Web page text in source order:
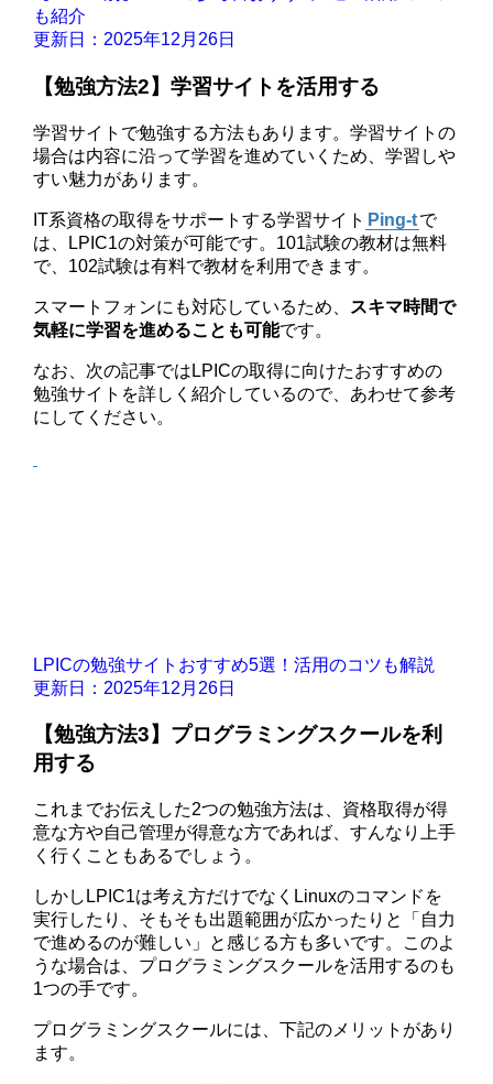
も紹介
更新日：2025年12月26日
【勉強方法2】学習サイトを活用する
学習サイトで勉強する方法もあります。学習サイトの
場合は内容に沿って学習を進めていくため、学習しや
すい魅力があります。
IT系資格の取得をサポートする学習サイト Ping-tで
は、LPIC1の対策が可能です。101試験の教材は無料
で、102試験は有料で教材を利用できます。
スマートフォンにも対応しているため、 スキマ時間で
気軽に学習を進めることも可能です。
なお、次の記事ではLPICの取得に向けたおすすめの
勉強サイトを詳しく紹介しているので、あわせて参考
にしてください。
LPICの勉強サイトおすすめ5選！活用のコツも解説
更新日：2025年12月26日
【勉強方法3】プログラミングスクールを利
用する
これまでお伝えした2つの勉強方法は、資格取得が得
意な方や自己管理が得意な方であれば、すんなり上手
く行くこともあるでしょう。
しかしLPIC1は考え方だけでなくLinuxのコマンドを
実行したり、そもそも出題範囲が広かったりと「自力
で進めるのが難しい」と感じる方も多いです。このよ
うな場合は、プログラミングスクールを活用するのも
1つの手です。
プログラミングスクールには、下記のメリットがあり
ます。